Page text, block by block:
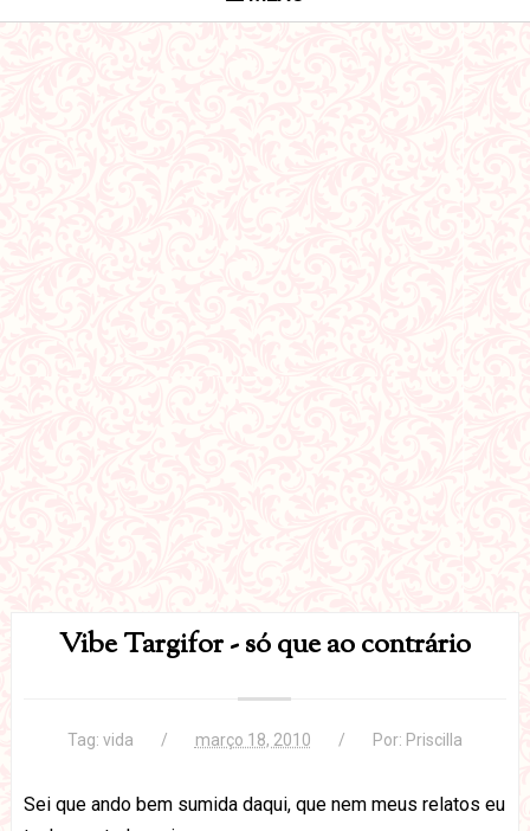
Vibe Targifor - só que ao contrário
Tag: vida março 18, 2010 Por: Priscilla
Sei que ando bem sumida daqui, que nem meus relatos eu